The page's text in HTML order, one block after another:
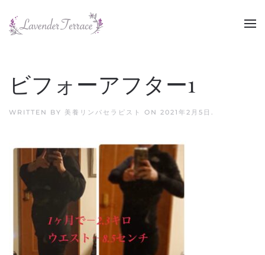
Skip to main content
ビフォーアフター1
WRITTEN BY 美養リンパセラピスト ON 2021年2月5日 .